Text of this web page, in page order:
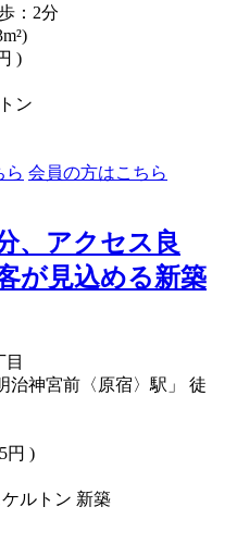
：2分
)
ン
ら 会員の方はこちら
、アクセス良
が見込める新築
治神宮前〈原宿〉駅」 徒
円 )
ケルトン 新築